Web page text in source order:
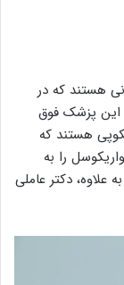
هستند که در
این پزشک فوق
هستند که
را به
دکتر عاملی